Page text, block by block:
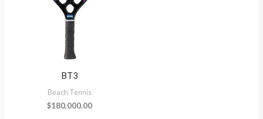
BT3
Beach Tennis
$180,000.00